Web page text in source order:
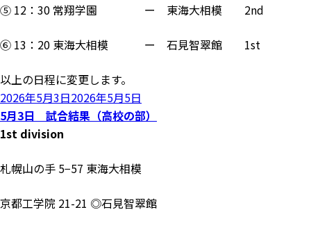
⑤ 12：30 常翔学園 ー 東海大相模 2nd
⑥ 13：20 東海大相模 ー 石見智翠館 1st
以上の日程に変更します。
投
稿
日:
2026年5月3日2026年5月5日
5月3日 試合結果（高校の部）
1st division
札幌山の手 5−57 東海大相模
京都工学院 21-21 ◎石見智翠館